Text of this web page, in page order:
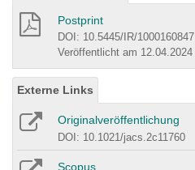
Postprint
DOI: 10.5445/IR/1000160847
Veröffentlicht am 12.04.2024
Externe Links
Originalveröffentlichung
DOI: 10.1021/jacs.2c11760
Scopus